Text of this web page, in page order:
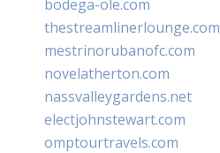
bodega-ole.com
thestreamlinerlounge.com
mestrinorubanofc.com
novelatherton.com
nassvalleygardens.net
electjohnstewart.com
omptourtravels.com